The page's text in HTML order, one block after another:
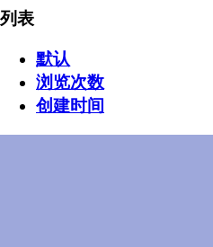
列表
默认
浏览次数
创建时间